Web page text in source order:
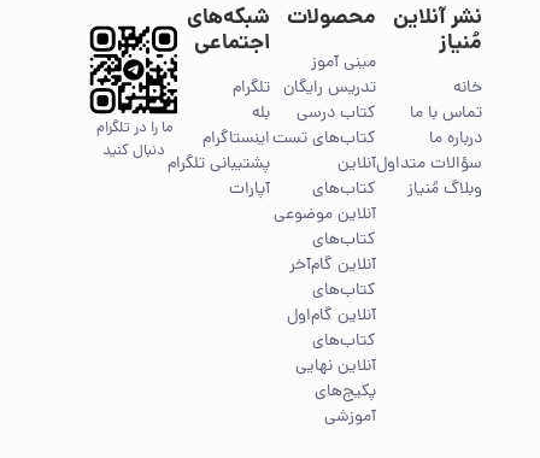
نشر آنلاین
مُنیاز
خانه
تماس با ما
درباره ما
سؤالات متداول
وبلاگ مُنیاز
محصولات
مینی آموز
تدریس رایگان
کتاب درسی
کتاب‌های تست
آنلاین
کتاب‌های
آنلاین موضوعی
کتاب‌های
آنلاین گام‌آخر
کتاب‌های
آنلاین گام‌اول
کتاب‌های
آنلاین نهایی
پکیج‌های
آموزشی
شبکه‌های
اجتماعی
تلگرام
بله
اینستاگرام
پشتیبانی تلگرام
آپارات
ما را در تلگرام
دنبال کنید